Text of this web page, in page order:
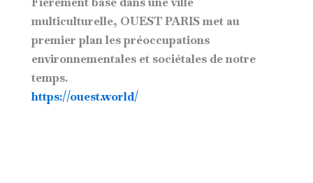
multiculturelle, OUEST PARIS met au
premier plan les préoccupations
environnementales et sociétales de notre
temps.
https://ouest.world/